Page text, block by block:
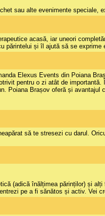
sau alte evenimente
acasă, iar uneori
părintelui și îl ajută să se exprime
Elexus Events din Poiana
pentru o zi atât de
Poiana Brașov oferă și
să te stresezi cu darul.
(adică înălțimea părinților) și
pe a fi sănătos și activ. Vei